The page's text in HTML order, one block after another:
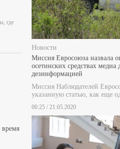
где
Новости
Миссия Евросоюза назвала
осетинских средствах медиа
дезинформацией
Миссия Наблюдателей
указанную статью, как еще
00:25 / 21.05.2020